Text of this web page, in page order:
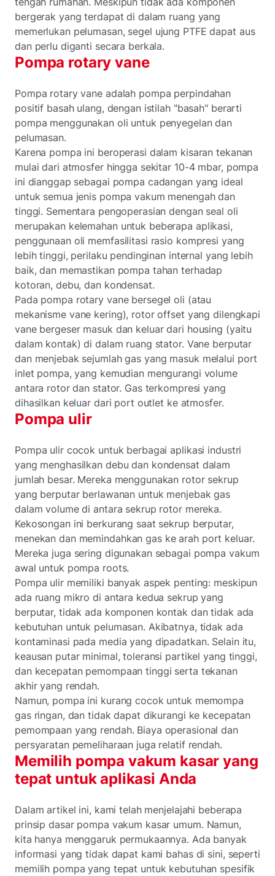
bergerak yang terdapat di dalam ruang yang
memerlukan pelumasan, segel ujung PTFE dapat aus
dan perlu diganti secara berkala.
Pompa rotary vane
Pompa rotary vane adalah pompa perpindahan
positif basah ulang, dengan istilah "basah" berarti
pompa menggunakan oli untuk penyegelan dan
pelumasan.
Karena pompa ini beroperasi dalam kisaran tekanan
mulai dari atmosfer hingga sekitar 10-4 mbar, pompa
ini dianggap sebagai pompa cadangan yang ideal
untuk semua jenis pompa vakum menengah dan
tinggi. Sementara pengoperasian dengan seal oli
merupakan kelemahan untuk beberapa aplikasi,
penggunaan oli memfasilitasi rasio kompresi yang
lebih tinggi, perilaku pendinginan internal yang lebih
baik, dan memastikan pompa tahan terhadap
kotoran, debu, dan kondensat.
Pada pompa rotary vane bersegel oli (atau
mekanisme vane kering), rotor offset yang dilengkapi
vane bergeser masuk dan keluar dari housing (yaitu
dalam kontak) di dalam ruang stator. Vane berputar
dan menjebak sejumlah gas yang masuk melalui port
inlet pompa, yang kemudian mengurangi volume
antara rotor dan stator. Gas terkompresi yang
dihasilkan keluar dari port outlet ke atmosfer.
Pompa ulir
Pompa ulir cocok untuk berbagai aplikasi industri
yang menghasilkan debu dan kondensat dalam
jumlah besar. Mereka menggunakan rotor sekrup
yang berputar berlawanan untuk menjebak gas
dalam volume di antara sekrup rotor mereka.
Kekosongan ini berkurang saat sekrup berputar,
menekan dan memindahkan gas ke arah port keluar.
Mereka juga sering digunakan sebagai pompa vakum
awal untuk pompa roots.
Pompa ulir memiliki banyak aspek penting: meskipun
ada ruang mikro di antara kedua sekrup yang
berputar, tidak ada komponen kontak dan tidak ada
kebutuhan untuk pelumasan. Akibatnya, tidak ada
kontaminasi pada media yang dipadatkan. Selain itu,
keausan putar minimal, toleransi partikel yang tinggi,
dan kecepatan pemompaan tinggi serta tekanan
akhir yang rendah.
Namun, pompa ini kurang cocok untuk memompa
gas ringan, dan tidak dapat dikurangi ke kecepatan
pemompaan yang rendah. Biaya operasional dan
persyaratan pemeliharaan juga relatif rendah.
Memilih pompa vakum kasar yang
tepat untuk aplikasi Anda
Dalam artikel ini, kami telah menjelajahi beberapa
prinsip dasar pompa vakum kasar umum. Namun,
kita hanya menggaruk permukaannya. Ada banyak
informasi yang tidak dapat kami bahas di sini, seperti
memilih pompa yang tepat untuk kebutuhan spesifik